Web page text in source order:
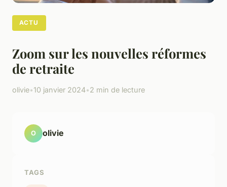
ACTU
Zoom sur les nouvelles réformes
de retraite
olivie•10 janvier 2024•2 min de lecture
O olivie
TAGS